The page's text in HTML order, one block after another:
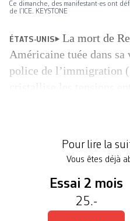
Ce dimanche, des manifestant·es ont
de l’ICE. KEYSTONE
ÉTATS-UNIS
La mort de
Américaine tuée dans
police de l’immigration
imposé des restrictions
Pour lire la
Vous êtes déjà
Essai 2 mois
25.-